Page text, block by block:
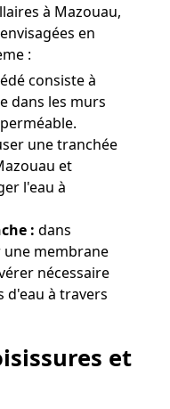
à Mazouau,
en
:
consiste à
dans les murs
une tranchée
et
l'eau à
: dans
membrane
nécessaire
à travers
et